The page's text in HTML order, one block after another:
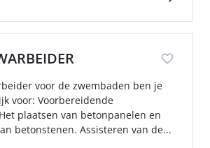
voor de zwembaden ben je
voor: Voorbereidende
plaatsen van betonpanelen en
betonstenen. Assisteren van de...